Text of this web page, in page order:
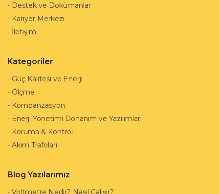
- Destek ve Dokümanlar
- Kariyer Merkezi
- İletişim
Kategoriler
- Güç Kalitesi ve Enerji
- Ölçme
- Kompanzasyon
- Enerji Yönetimi Donanım ve Yazılımları
- Koruma & Kontrol
- Akım Trafoları
Blog Yazılarımız
- Voltmetre Nedir? Nasıl Çalışır?